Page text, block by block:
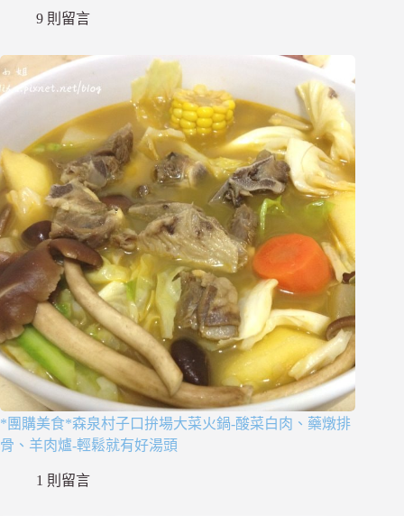
9 則留言
*團購美食*森泉村子口拚場大菜火鍋-酸菜白肉、藥燉排
骨、羊肉爐-輕鬆就有好湯頭
1 則留言